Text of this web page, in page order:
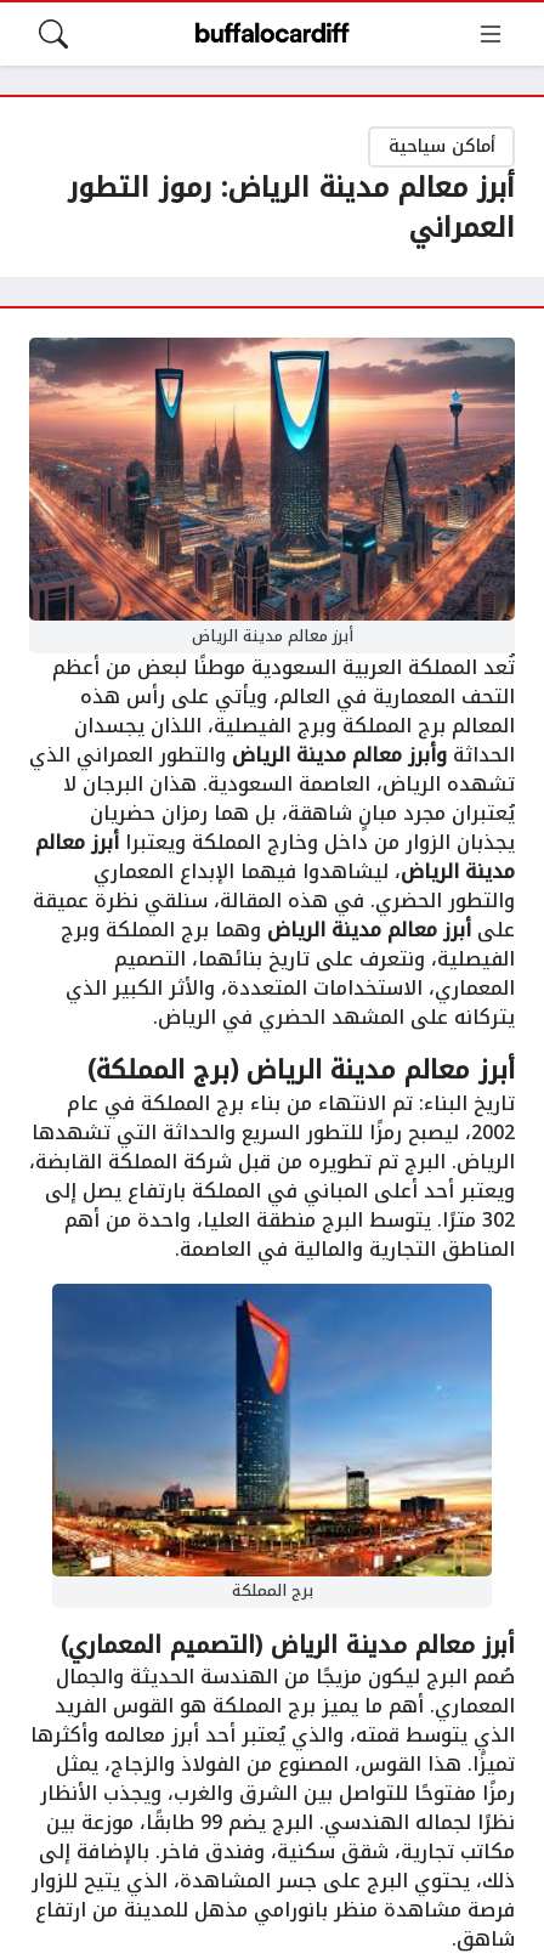
أماكن سياحية
أبرز معالم مدينة الرياض: رموز التطور
العمراني
أبرز معالم مدينة الرياض
تُعد المملكة العربية السعودية موطنًا لبعض من أعظم
التحف المعمارية في العالم، ويأتي على رأس هذه
المعالم برج المملكة وبرج الفيصلية، اللذان يجسدان
الحداثةوأبرز معالم مدينة الرياض والتطور العمراني الذي
تشهده الرياض، العاصمة السعودية. هذان البرجان لا
يُعتبران مجرد مبانٍ شاهقة، بل هما رمزان حضريان
يجذبان الزوار من داخل وخارج المملكة ويعتبرا أبرز معالم
مدينة الرياض، ليشاهدوا فيهما الإبداع المعماري
والتطور الحضري. في هذه المقالة، سنلقي نظرة عميقة
علىأبرز معالم مدينة الرياض وهما برج المملكة وبرج
الفيصلية، ونتعرف على تاريخ بنائهما، التصميم
المعماري، الاستخدامات المتعددة، والأثر الكبير الذي
يتركانه على المشهد الحضري في الرياض.
أبرز معالم مدينة الرياض (برج المملكة)
تاريخ البناء: تم الانتهاء من بناء برج المملكة في عام
2002، ليصبح رمزًا للتطور السريع والحداثة التي تشهدها
الرياض. البرج تم تطويره من قبل شركة المملكة القابضة،
ويعتبر أحد أعلى المباني في المملكة بارتفاع يصل إلى
302 مترًا. يتوسط البرج منطقة العليا، واحدة من أهم
المناطق التجارية والمالية في العاصمة.
برج المملكة
أبرز معالم مدينة الرياض (التصميم المعماري)
صُمم البرج ليكون مزيجًا من الهندسة الحديثة والجمال
المعماري. أهم ما يميز برج المملكة هو القوس الفريد
الذي يتوسط قمته، والذي يُعتبر أحد أبرز معالمه وأكثرها
تميزًا. هذا القوس، المصنوع من الفولاذ والزجاج، يمثل
رمزًا مفتوحًا للتواصل بين الشرق والغرب، ويجذب الأنظار
نظرًا لجماله الهندسي. البرج يضم 99 طابقًا، موزعة بين
مكاتب تجارية، شقق سكنية، وفندق فاخر. بالإضافة إلى
ذلك، يحتوي البرج على جسر المشاهدة، الذي يتيح للزوار
فرصة مشاهدة منظر بانورامي مذهل للمدينة من ارتفاع
شاهق.